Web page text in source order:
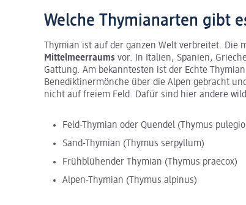
Welche Thymianarten gibt
Thymian ist auf der ganzen Welt verbreitet. Die
Mittelmeerraums vor. In Italien, Spanien,
Gattung. Am bekanntesten ist der Echte
Benediktinermönche über die Alpen gebracht
nicht auf freiem Feld. Dafür sind hier andere
Feld-Thymian oder Quendel (Thymus
Sand-Thymian (Thymus serpyllum)
Frühblühender Thymian (Thymus praecox)
Alpen-Thymian (Thymus alpinus)